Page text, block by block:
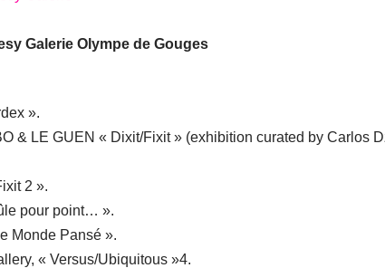
Galerie Olympe de Gouges
».
& LE GUEN « Dixit/Fixit » (exhibition curated by Carlos
2 ».
pour point… ».
Monde Pansé ».
« Versus/Ubiquitous »4.